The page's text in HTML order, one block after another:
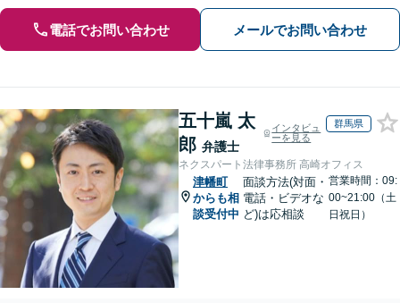
電話でお問い合わせ メールでお問い合わせ
五十嵐 太
郎 弁護士
インタビュ
ーを見る
群馬県
ネクスパート法律事務所 高崎オフィス
津幡町
からも相
談受付中
面談方法(対面・
電話・ビデオな
ど)は応相談
営業時間：09:
00~21:00（土
日祝日）